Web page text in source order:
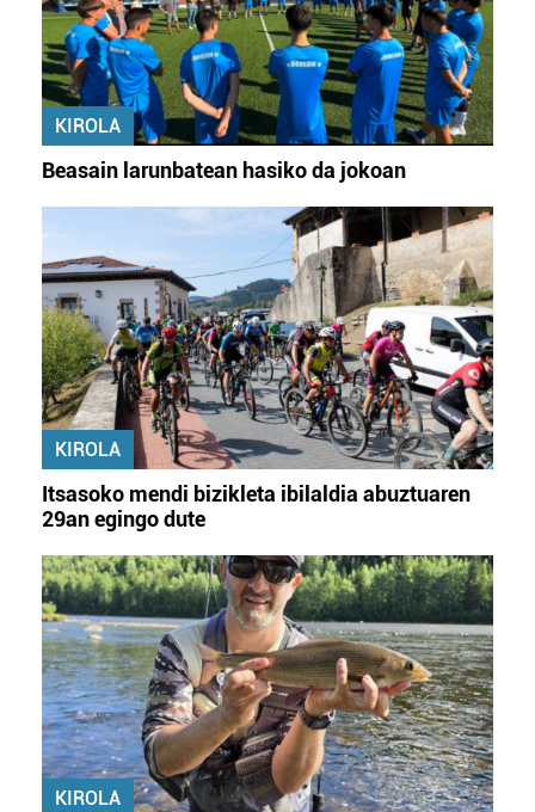
KIROLA
Beasain larunbatean hasiko da jokoan
KIROLA
Itsasoko mendi bizikleta ibilaldia abuztuaren
29an egingo dute
KIROLA